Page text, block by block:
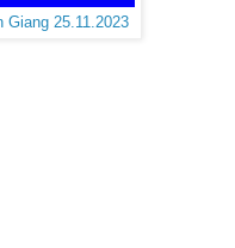
Giang 25.11.2023